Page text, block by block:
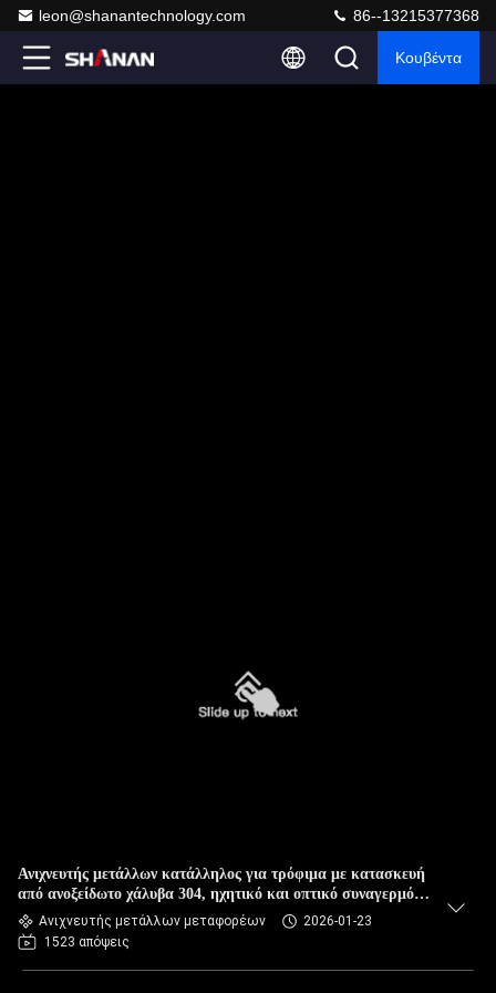
leon@shanantechnology.com 86--13215377368
Κουβέντα
Ανιχνευτής μετάλλων κατάλληλος για τρόφιμα με κατασκευή
από ανοξείδωτο χάλυβα 304, ηχητικό και οπτικό συναγερμό
και επιλογές προσαρμοσμένου μεγέθους
Ανιχνευτής μετάλλων μεταφορέων
2026-01-23
1523 απόψεις